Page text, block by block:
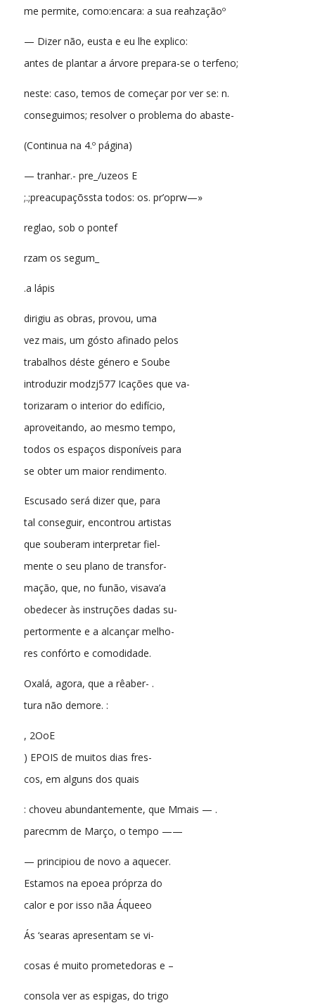
me permite, como:encara: a sua reahzaçãoº
— Dizer não, eusta e eu lhe explico:
antes de plantar a árvore prepara-se o terfeno;
neste: caso, temos de começar por ver se: n.
conseguimos; resolver o problema do abaste-
(Continua na 4.º página)
— tranhar.- pre_/uzeos E
;.;preacupaçõssta todos: os. pr’oprw—»
reglao, sob o pontef
rzam os segum_
.a lápis
dirigiu as obras, provou, uma
vez mais, um gósto afinado pelos
trabalhos déste género e Soube
introduzir modzj577 Icações que va-
torizaram o interior do edifício,
aproveitando, ao mesmo tempo,
todos os espaços disponíveis para
se obter um maior rendimento.
Escusado será dizer que, para
tal conseguir, encontrou artistas
que souberam interpretar fiel-
mente o seu plano de transfor-
mação, que, no funão, visava’a
obedecer às instruções dadas su-
pertormente e a alcançar melho-
res confórto e comodidade.
Oxalá, agora, que a rêaber- .
tura não demore. :
, 2OoE
) EPOIS de muitos dias fres-
cos, em alguns dos quais
: choveu abundantemente, que Mmais — .
parecmm de Março, o tempo ——
— principiou de novo a aquecer.
Estamos na epoea próprza do
calor e por isso nãa Áqueeo
Ás ‘searas apresentam se vi-
cosas é muito prometedoras e –
consola ver as espigas, do trigo